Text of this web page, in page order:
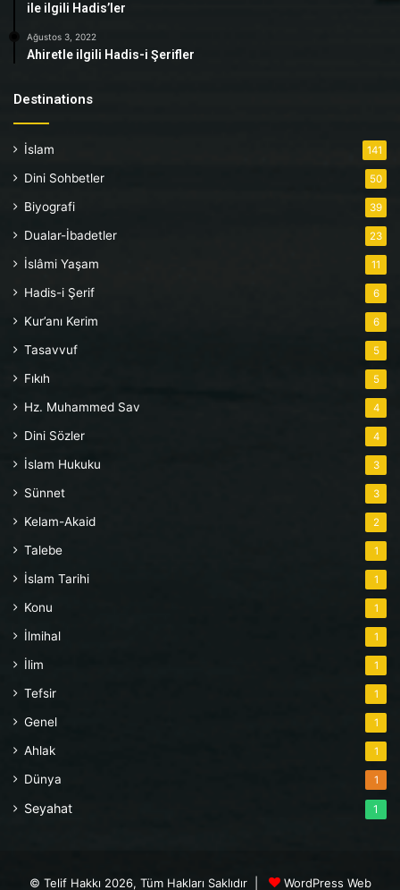
ile ilgili Hadis’ler
Ağustos 3, 2022
Ahiretle ilgili Hadis-i Şerifler
Destinations
İslam 141
Dini Sohbetler 50
Biyografi 39
Dualar-İbadetler 23
İslâmi Yaşam 11
Hadis-i Şerif 6
Kur’anı Kerim 6
Tasavvuf 5
Fıkıh 5
Hz. Muhammed Sav 4
Dini Sözler 4
İslam Hukuku 3
Sünnet 3
Kelam-Akaid 2
Talebe 1
İslam Tarihi 1
Konu 1
İlmihal 1
İlim 1
Tefsir 1
Genel 1
Ahlak 1
Dünya 1
Seyahat 1
© Telif Hakkı 2026, Tüm Hakları Saklıdır | WordPress Web